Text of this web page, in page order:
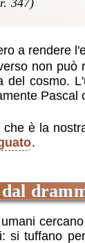
a rendere
non può
del cosmo.
Pascal
che è la
.
dal
si tuffano